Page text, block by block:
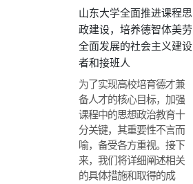
山东大学全面推进课程思
政建设，培养德智体美劳
全面发展的社会主义建设
者和接班人
为了实现高校培育德才兼
备人才的核心目标，加强
课程中的思想政治教育十
分关键，其重要性不言而
喻，备受各方重视。接下
来，我们将详细阐述相关
的具体措施和取得的成